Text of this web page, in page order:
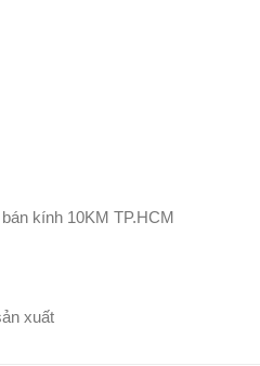
kính 10KM TP.HCM
xuất